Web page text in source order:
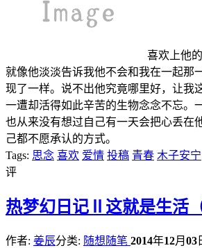
喜欢上他
就像他淡淡告诉我他不会和我在一起那
现了一样。说不出他究竟哪里好，让我
一遭却活得如此辛苦的生物念念不忘。
也从来没有想过自己有一天会把心丢在
己都不愿承认的方式。
Tags: 思念 喜欢 爱情 投稿 青春 木子安宁
评
热梦幻日记Ⅱ这就是生活（
作者: 姜辰分类: 随想随笔 2014年12月 03